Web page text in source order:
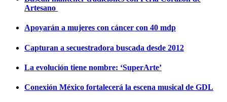
Artesano
Apoyarán a mujeres con cáncer con 40 mdp
Capturan a secuestradora buscada desde 2012
La evolución tiene nombre: ‘SuperArte’
Conexión México fortalecerá la escena musical de GDL